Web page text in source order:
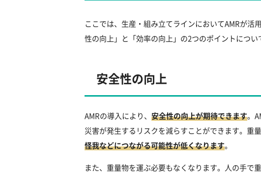
ここでは、生産・組み立てラインにおいてAMRが
性の向上」と「効率の向上」の2つのポイントにつ
安全性の向上
AMRの導入により、 安全性の向上が期待できます。
災害が発生するリスクを減らすことができます。重
怪我などにつながる可能性が低くなります。
また、重量物を運ぶ必要もなくなります。人の手で